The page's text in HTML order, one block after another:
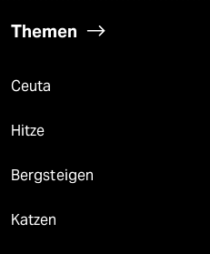
Themen
Ceuta
Hitze
Bergsteigen
Katzen